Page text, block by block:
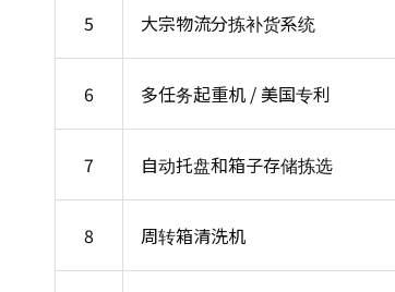
5 大宗物流分拣补货系统
6 多任务起重机 / 美国专利
7 自动托盘和箱子存储拣选
8 周转箱清洗机